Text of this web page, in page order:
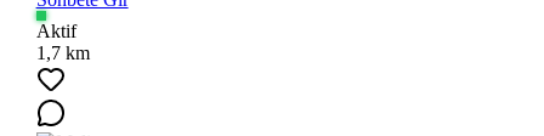
Aktif
1,7 km